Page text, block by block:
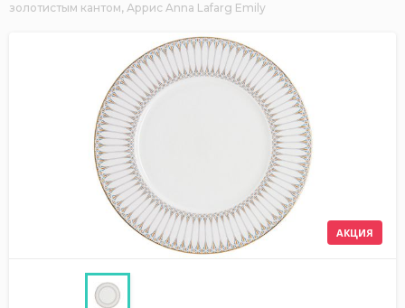
золотистым кантом, Аррис Anna Lafarg Emily
АКЦИЯ